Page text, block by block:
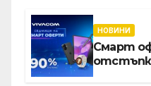
НОВИНИ
Смарт